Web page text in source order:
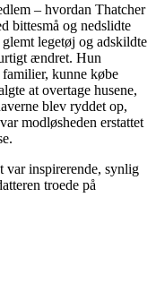
– hvordan Thatcher
bittesmå og nedslidte
legetøj og adskildte
ændret. Hun
kunne købe
at overtage husene,
blev ryddet op,
modløsheden erstattet
var inspirerende, synlig
troede på